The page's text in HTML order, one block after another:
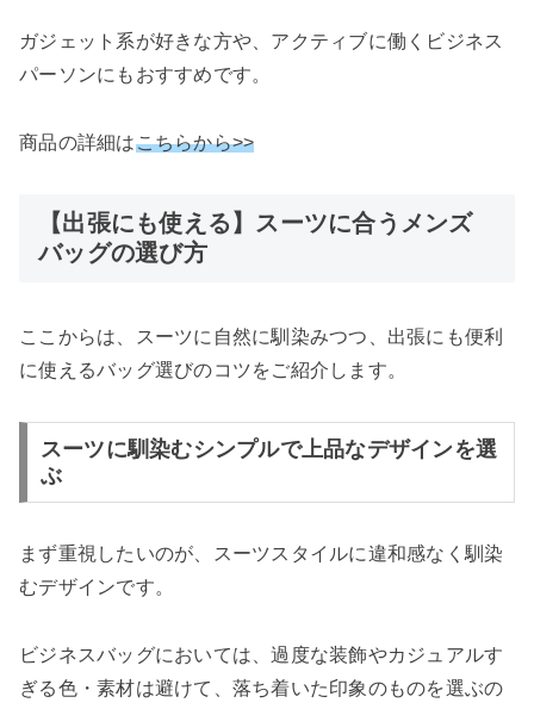
ガジェット系が好きな方や、アクティブに働くビジネス
パーソンにもおすすめです。
商品の詳細はこちらから>>
【出張にも使える】スーツに合うメンズ
バッグの選び方
ここからは、スーツに自然に馴染みつつ、出張にも便利
に使えるバッグ選びのコツをご紹介します。
スーツに馴染むシンプルで上品なデザインを選
ぶ
まず重視したいのが、スーツスタイルに違和感なく馴染
むデザインです。
ビジネスバッグにおいては、過度な装飾やカジュアルす
ぎる色・素材は避けて、落ち着いた印象のものを選ぶの